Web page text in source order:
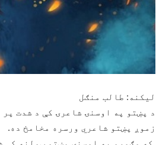
لیکنه: طالب منګل
د پښتو په اوسنۍ شاعرۍ کې د شدت
زموږ پښتو شاعري ورسره مخامخ ده.
که وګورو په اوسنۍ پښتو ټولنه کې